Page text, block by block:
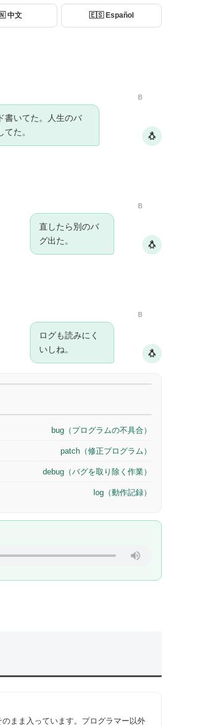
中文 🇪🇸 Español
🐧
B
書いてた。人生のバ
てた。
🐧
B
直したら別のバ
グ出た。
🐧
B
ログも読みにく
いしね。
bug（プログラムの不具合）
patch（修正プログラム）
debug（バグを取り除く作業）
log（動作記録）
まま入っています。プログラマー以外